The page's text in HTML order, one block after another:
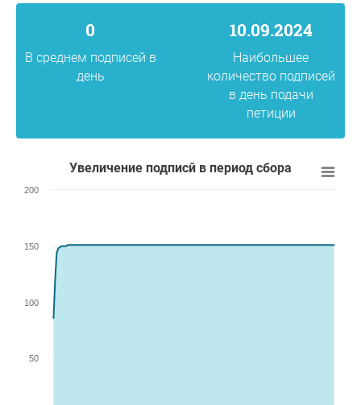
0
В среднем подписей в
день
10.09.2024
Наибольшее
количество подписей
в день подачи
петиции
Увеличение подписй в период сбора
50
100
150
200